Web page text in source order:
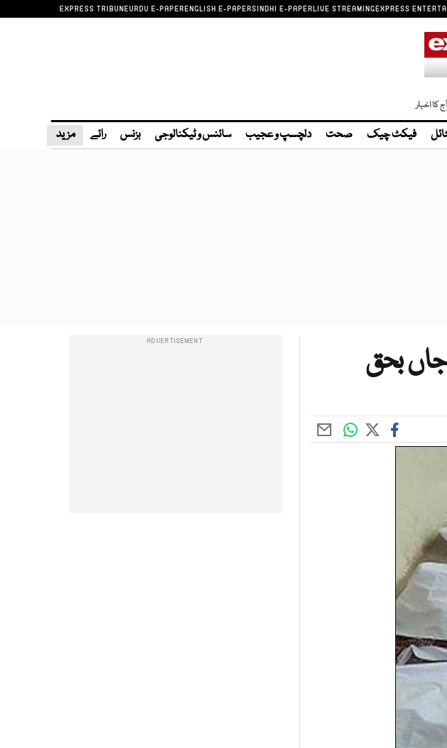
EXPRESS TRIBUNEURDU E-PAPERENGLISH E-PAPERSINDHI E-PAPERLIVE STREAMINGEXPRESS
کا اخبار
فیکٹ چیک صحت دلچسپ و عجیب سائنس و ٹیکنالوجی بزنس رائے مزید